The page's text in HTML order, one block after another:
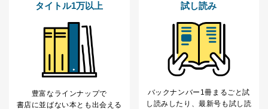
ステムに関するご相談及び苦情については以下までご連
絡ください。
適切、かつ迅速に対応させていただきます。
株式会社富士山マガジンサービス 個人情報問い合わせ
TEL：0570-200-223
タイトル1万以上
豊富なラインナップで
書店に並ばない本とも出会える
試し読み
バックナンバー1冊まるごと試
し読み したり、最新号も試し読